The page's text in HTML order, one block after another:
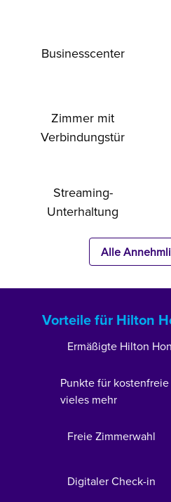
Business­center
Zimmer mit
Verbindungstür
Streaming-
Unterhaltung
Alle
Vorteile für Hilton
Ermäßigte Hilton
Punkte für
vieles mehr
Freie Zimmerwahl
Digitaler Check-in